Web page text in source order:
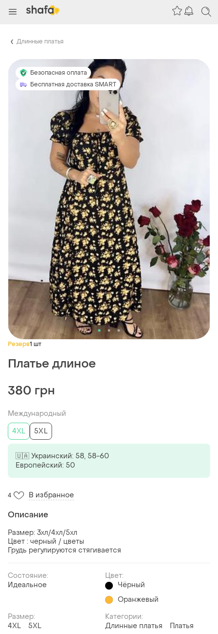
Длинные платья
Безопасная оплата
Бесплатная доставка SMART
Резерв1 шт
Платье длиное
380 грн
Международный
4XL
5XL
🇺🇦 Украинский: 58, 58-60
Европейский: 50
4 В избранное
Описание
Размер: 3хл/4хл/5хл
Цвет : черный / цветы
Грудь регулируются стягивается
Состояние:
Идеальное
Цвет:
Чёрный
Оранжевый
Размер:
4XL
5XL
Категории:
Длинные платья
Платья